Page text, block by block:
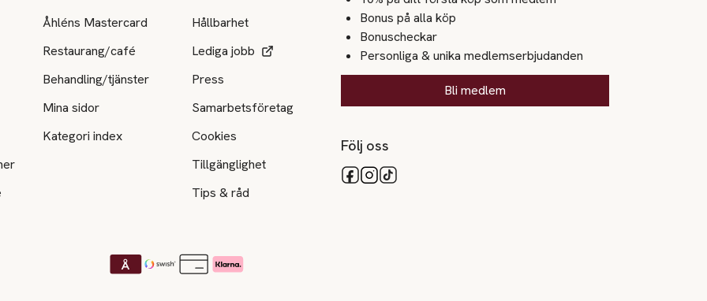
Åhléns Mastercard
Restaurang/café
Behandling/tjänster
Mina sidor
Kategori index
Hållbarhet
Lediga jobb
Press
Samarbetsföretag
Cookies
Tillgänglighet
Tips & råd
Bonus på alla köp
Bonuscheckar
Personliga & unika medlemserbjudanden
Bli medlem
Följ oss